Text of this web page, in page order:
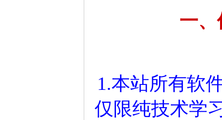
一
1.本站所有软
仅限纯技术学